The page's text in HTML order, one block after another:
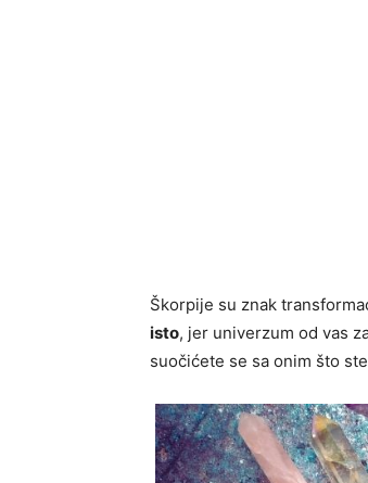
Škorpije su znak
isto, jer univerzum od vas
suočićete se sa onim što